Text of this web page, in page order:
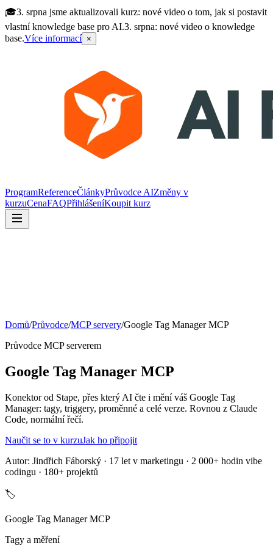
🎓3. srpna jsme aktualizovali kurz: nové video o tom, jak si postavit
vlastní knowledge base pro AI.3. srpna: nové video o knowledge
base.Více informací ×
ProgramReferenceČlánkyPrůvodce AIZměny v
kurzuCenaFAQPřihlášeníKoupit kurz
Domů/Průvodce/MCP servery/Google Tag ManagerMCP
Průvodce MCP serverem
Google Tag Manager MCP
Konektor od Stape, přes který AI čte i mění váš Google Tag
Manager: tagy, triggery, proměnné a celé verze. Rovnou z Claude
Code, normální řečí.
Naučit se to v kurzuJak ho připojit
Autor: Jindřich Fáborský · 17 let v marketingu · 2 000+ hodin vibe
codingu · 180+ projektů
🏷️
Google Tag ManagerMCP
Tagy a měření